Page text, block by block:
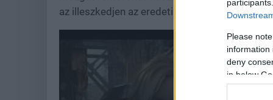
Please
information
deny
in below
az illeszkedjen az eredeti művészi szándékhoz.